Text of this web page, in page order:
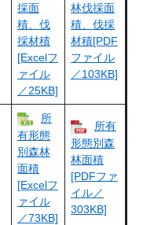
採面
積、伐
採材積
[Excelフ
ァイル
／25KB]
林伐採面
積、伐採
材積[PDF
ファイル
／103KB]
所
有形態
別森林
面積
[Excelフ
ァイル
／73KB]
所有
形態別森
林面積
[PDFファ
イル／
303KB]